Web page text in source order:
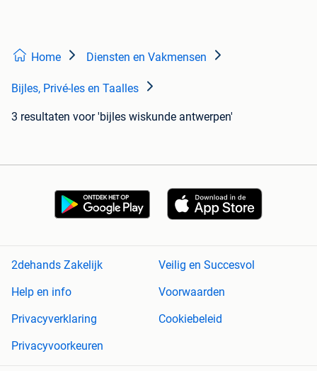
Home Diensten en Vakmensen
Bijles, Privé-les en Taalles
3 resultaten voor 'bijles wiskunde antwerpen'
2dehands Zakelijk
Veilig en Succesvol
Help en info
Voorwaarden
Privacyverklaring
Cookiebeleid
Privacyvoorkeuren